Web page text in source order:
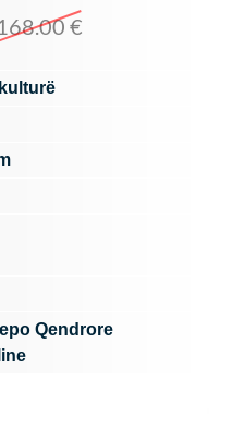
€
Qendrore